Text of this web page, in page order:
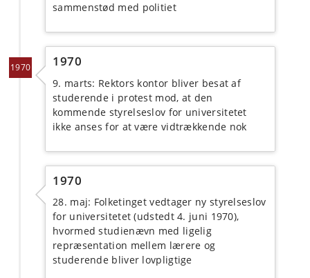
sammenstød med politiet
1970 1970
9. marts: Rektors kontor bliver besat af
studerende i protest mod, at den
kommende styrelseslov for universitetet
ikke anses for at være vidtrækkende nok
1970
28. maj: Folketinget vedtager ny styrelseslov
for universitetet (udstedt 4. juni 1970),
hvormed studienævn med ligelig
repræsentation mellem lærere og
studerende bliver lovpligtige